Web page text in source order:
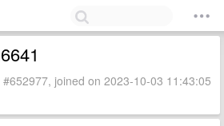
joined on 2023-10-03 11:43:05